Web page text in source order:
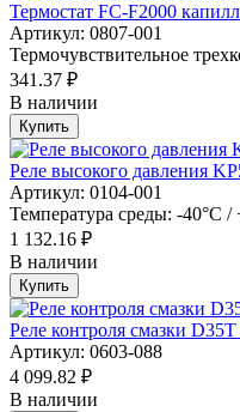
Термостат FC-F2000
Артикул: 0807-001
Термочувствительное
341.37 ₽
В наличии
Купить
Реле высокого давления
Артикул: 0104-001
Температура среды: -40°C
1 132.16 ₽
В наличии
Купить
Реле контроля смазки
Артикул: 0603-088
4 099.82 ₽
В наличии